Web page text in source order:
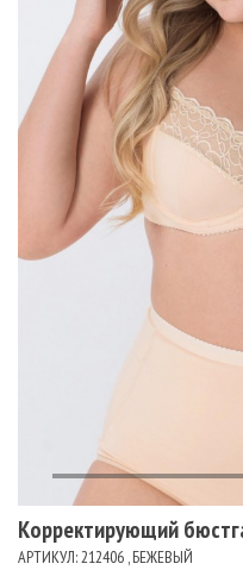
Корректирующий
АРТИКУЛ: 212406 , БЕЖЕВЫЙ